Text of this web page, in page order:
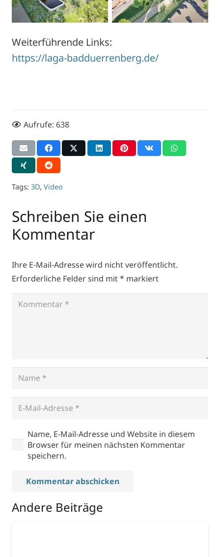
Weiterführende Links:
https://laga-badduerrenberg.de/
Aufrufe: 638
Tags: 3D, Video
Schreiben Sie einen
Kommentar
Ihre E-Mail-Adresse wird nicht veröffentlicht.
Erforderliche Felder sind mit* markiert
Name, E-Mail-Adresse und Website in diesem
Browser für meinen nächsten Kommentar
speichern.
Kommentar abschicken
Andere Beiträge